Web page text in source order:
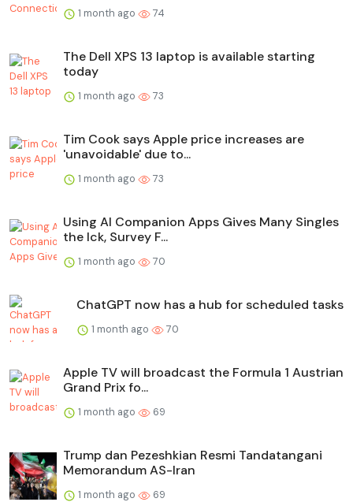
1 month ago 74
The Dell XPS 13 laptop is available starting
today
1 month ago 73
Tim Cook says Apple price increases are
'unavoidable' due to...
1 month ago 73
Using AI Companion Apps Gives Many Singles
the Ick, Survey F...
1 month ago 70
ChatGPT now has a hub for scheduled tasks
1 month ago 70
Apple TV will broadcast the Formula 1 Austrian
Grand Prix fo...
1 month ago 69
Trump dan Pezeshkian Resmi Tandatangani
Memorandum AS-Iran
1 month ago 69